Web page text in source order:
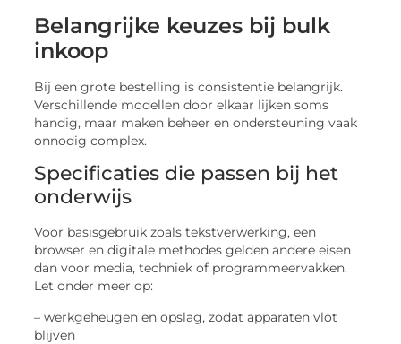
Belangrijke keuzes bij bulk
inkoop
Bij een grote bestelling is consistentie belangrijk.
Verschillende modellen door elkaar lijken soms
handig, maar maken beheer en ondersteuning vaak
onnodig complex.
Specificaties die passen bij het
onderwijs
Voor basisgebruik zoals tekstverwerking, een
browser en digitale methodes gelden andere eisen
dan voor media, techniek of programmeervakken.
Let onder meer op:
– werkgeheugen en opslag, zodat apparaten vlot
blijven